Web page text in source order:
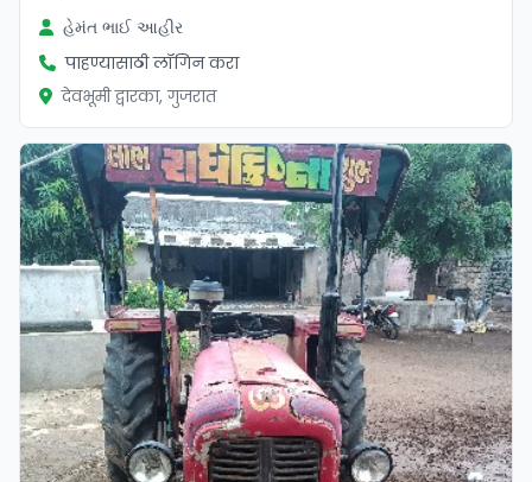
હેમંત ભાઈ આહીર
पाहण्यासाठी लॉगिन करा
देवभूमी द्वारका, गुजरात